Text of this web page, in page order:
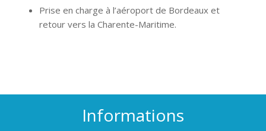
Prise en charge à l’aéroport de Bordeaux et
retour vers la Charente-Maritime.
Informations